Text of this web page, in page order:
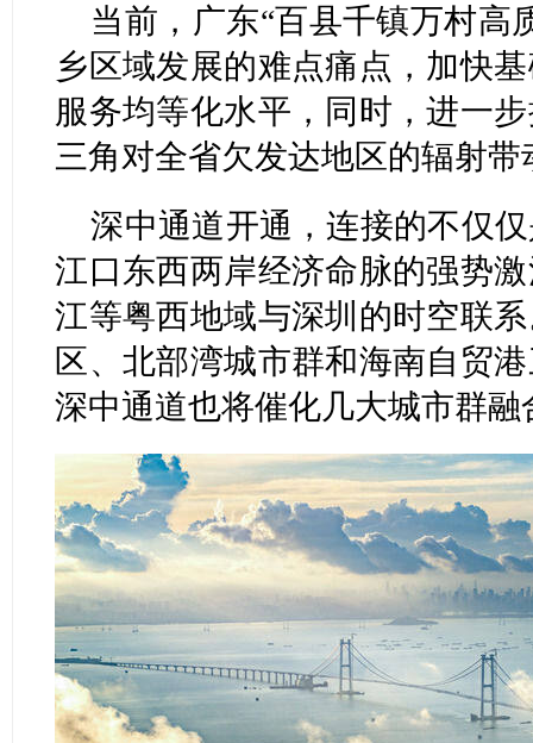
当前，广东“百县千镇万村高
乡区域发展的难点痛点，加快
服务均等化水平，同时，进一
三角对全省欠发达地区的辐射带
深中通道开通，连接的不仅
江口东西两岸经济命脉的强势
江等粤西地域与深圳的时空联
区、北部湾城市群和海南自贸
深中通道也将催化几大城市群